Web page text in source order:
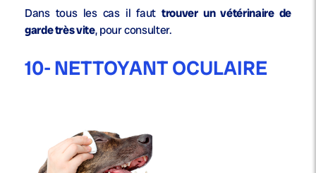
Dans tous les cas il fauttrouver un vétérinaire de
garde très vite, pour consulter.
10- NETTOYANT OCULAIRE